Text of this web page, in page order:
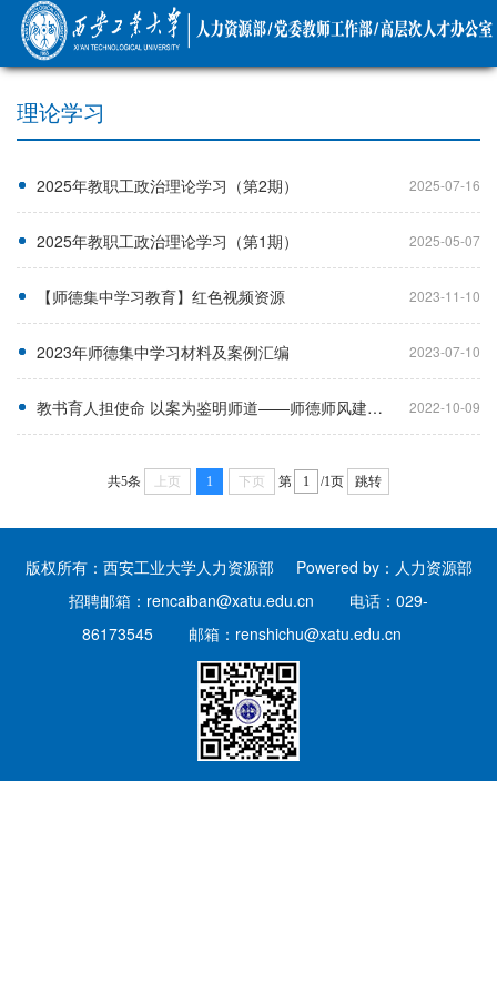
理论学习
2025-07-16
2025年教职工政治理论学习（第2期）
2025-05-07
2025年教职工政治理论学习（第1期）
2023-11-10
【师德集中学习教育】红色视频资源
2023-07-10
2023年师德集中学习材料及案例汇编
2022-10-09
教书育人担使命 以案为鉴明师道——师德师风建设制度及警示案例汇编（第二版）
共5条 上页 1 下页 第 /1页 跳转
版权所有：西安工业大学人力资源部 Powered by：人力资源部
招聘邮箱： rencaiban@xatu.edu.cn 电话：029-
86173545 邮箱： renshichu@xatu.edu.cn